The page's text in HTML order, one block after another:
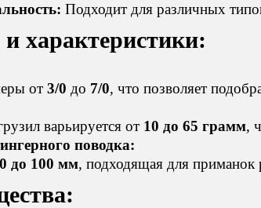
Подходит для различных
характеристики:
от 3/0 до 7/0, что позволяет
варьируется от 10 до 65 грамм,
поводка:
до 100 мм, подходящая для приманок